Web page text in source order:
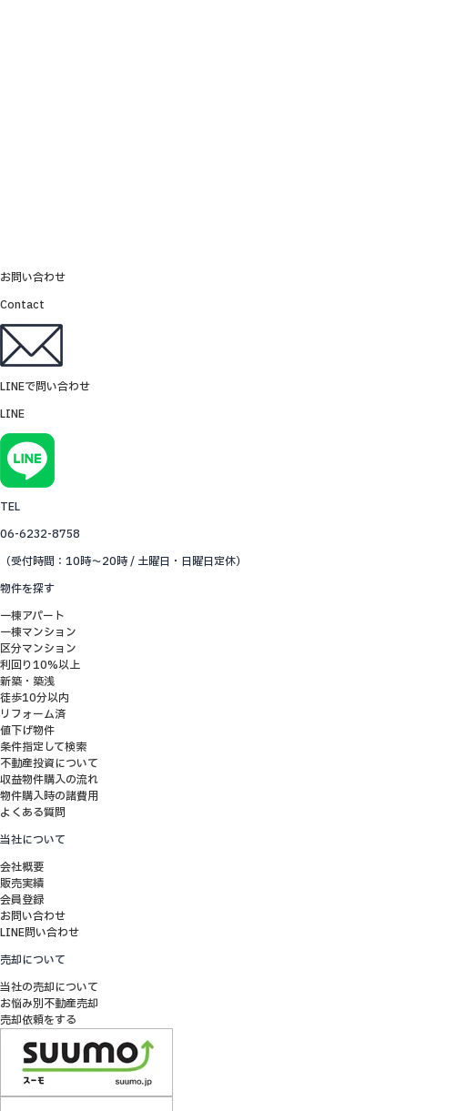
お問い合わせ
Contact
LINEで問い合わせ
LINE
TEL
06-6232-8758
（受付時間：10時～20時 / 土曜日・日曜日定休）
物件を探す
一棟アパート
一棟マンション
区分マンション
利回り10%以上
新築・築浅
徒歩10分以内
リフォーム済
値下げ物件
条件指定して検索
不動産投資について
収益物件購入の流れ
物件購入時の諸費用
よくある質問
当社について
会社概要
販売実績
会員登録
お問い合わせ
LINE問い合わせ
売却について
当社の売却について
お悩み別不動産売却
売却依頼をする